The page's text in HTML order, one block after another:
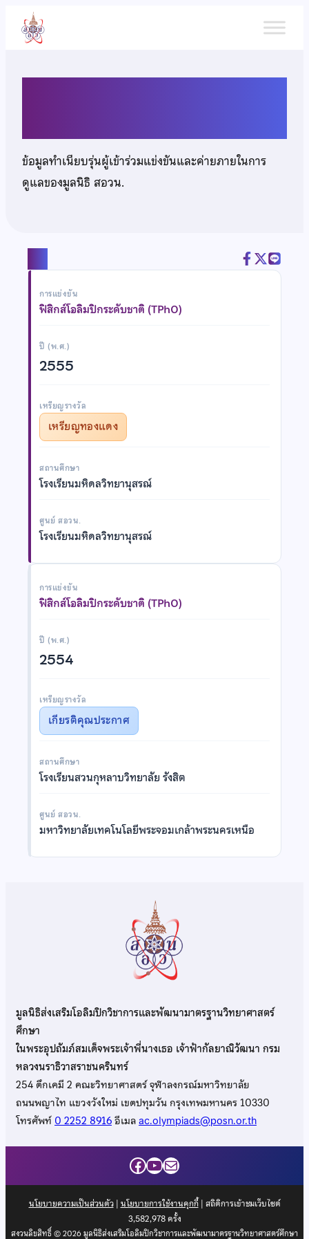
เนื้อหา
ข้อมูลทำเนียบรุ่นผู้เข้าร่วมแข่งขันและค่ายภายในการ
ดูแลของมูลนิธิ สอวน.
การแข่งขัน
ฟิสิกส์โอลิมปิกระดับชาติ (TPhO)
ปี (พ.ศ.)
2555
เหรียญรางวัล
เหรียญทองแดง
สถานศึกษา
โรงเรียนมหิดลวิทยานุสรณ์
ศูนย์ สอวน.
โรงเรียนมหิดลวิทยานุสรณ์
การแข่งขัน
ฟิสิกส์โอลิมปิกระดับชาติ (TPhO)
ปี (พ.ศ.)
2554
เหรียญรางวัล
เกียรติคุณประกาศ
สถานศึกษา
โรงเรียนสวนกุหลาบวิทยาลัย รังสิต
ศูนย์ สอวน.
มหาวิทยาลัยเทคโนโลยีพระจอมเกล้าพระนครเหนือ
มูลนิธิส่งเสริมโอลิมปิกวิชาการและพัฒนามาตรฐานวิทยาศาสตร์
ศึกษา
ในพระอุปถัมภ์สมเด็จพระเจ้าพี่นางเธอ เจ้าฟ้ากัลยาณิวัฒนา กรม
หลวงนราธิวาสราชนครินทร์
254 ตึกเคมี 2 คณะวิทยาศาสตร์ จุฬาลงกรณ์มหาวิทยาลัย
ถนนพญาไท แขวงวังใหม่ เขตปทุมวัน กรุงเทพมหานคร 10330
โทรศัพท์0 2252 8916อีเมลac.olympiads@posn.or.th
Facebook
YouTube
Mail
นโยบายความเป็นส่วนตัว| นโยบายการใช้งานคุกกี้| สถิติการเข้าชมเว็บไซต์
3,582,978ครั้ง
สงวนลิขสิทธิ์ © 2026 มูลนิธิส่งเสริมโอลิมปิกวิชาการและพัฒนามาตรฐานวิทยาศาสตร์ศึกษา